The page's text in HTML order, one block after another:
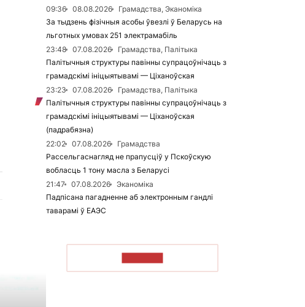
09:36
08.08.2026
Грамадства, Эканоміка
За тыдзень фізічныя асобы ўвезлі ў Беларусь на
льготных умовах 251 электрамабіль
23:48
07.08.2026
Грамадства, Палітыка
Палітычныя структуры павінны супрацоўнічаць з
грамадскімі ініцыятывамі — Ціханоўская
23:23
07.08.2026
Грамадства, Палітыка
Палітычныя структуры павінны супрацоўнічаць з
грамадскімі ініцыятывамі — Ціханоўская
(падрабязна)
22:02
07.08.2026
Грамадства
Рассельгаснагляд не прапусціў у Пскоўскую
вобласць 1 тону масла з Беларусі
21:47
07.08.2026
Эканоміка
Падпісана пагадненне аб электронным гандлі
таварамі ў ЕАЭС